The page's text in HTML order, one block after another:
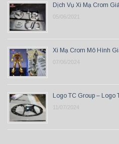
Dịch Vụ Xi Mạ Crom
05/06/2021
Xi Mạ Crom Mô Hình
07/06/2024
Logo TC Group – Logo
11/07/2024